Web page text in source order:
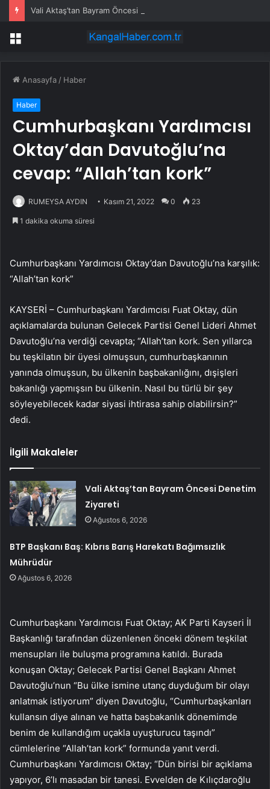
Vali Aktaş’tan Bayram Öncesi Denetim Ziyareti
Menü
Anasayfa / Haber
Haber
Cumhurbaşkanı Yardımcısı
Oktay’dan Davutoğlu’na
cevap: “Allah’tan kork”
RUMEYSA AYDIN Kasım 21, 2022 0 23
1 dakika okuma süresi
Cumhurbaşkanı Yardımcısı Oktay’dan Davutoğlu’na karşılık:
“Allah’tan kork”
KAYSERİ – Cumhurbaşkanı Yardımcısı Fuat Oktay, dün
açıklamalarda bulunan Gelecek Partisi Genel Lideri Ahmet
Davutoğlu’na verdiği cevapta; “Allah’tan kork. Sen yıllarca
bu teşkilatın bir üyesi olmuşsun, cumhurbaşkanının
yanında olmuşsun, bu ülkenin başbakanlığını, dışişleri
bakanlığı yapmışsın bu ülkenin. Nasıl bu türlü bir şey
söyleyebilecek kadar siyasi ihtirasa sahip olabilirsin?”
dedi.
İlgili Makaleler
Vali Aktaş’tan Bayram Öncesi Denetim
Ziyareti
Ağustos 6, 2026
BTP Başkanı Baş: Kıbrıs Barış Harekatı Bağımsızlık
Mührüdür
Ağustos 6, 2026
Cumhurbaşkanı Yardımcısı Fuat Oktay; AK Parti Kayseri İl
Başkanlığı tarafından düzenlenen önceki dönem teşkilat
mensupları ile buluşma programına katıldı. Burada
konuşan Oktay; Gelecek Partisi Genel Başkanı Ahmet
Davutoğlu’nun “Bu ülke ismine utanç duyduğum bir olayı
anlatmak istiyorum” diyen Davutoğlu, “Cumhurbaşkanları
kullansın diye alınan ve hatta başbakanlık dönemimde
benim de kullandığım uçakla uyuşturucu taşındı”
cümlelerine “Allah’tan kork” formunda yanıt verdi.
Cumhurbaşkanı Yardımcısı Oktay; “Dün birisi bir açıklama
yapıyor, 6’lı masadan bir tanesi. Evvelden de Kılıçdaroğlu